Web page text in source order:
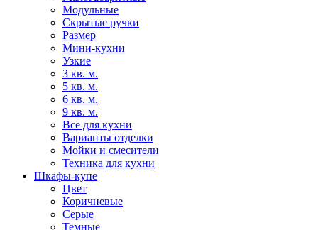
Модульные
Скрытые ручки
Размер
Мини-кухни
Узкие
3 кв. м.
5 кв. м.
6 кв. м.
9 кв. м.
Все для кухни
Варианты отделки
Мойки и смесители
Техника для кухни
Шкафы-купе
Цвет
Коричневые
Серые
Темные